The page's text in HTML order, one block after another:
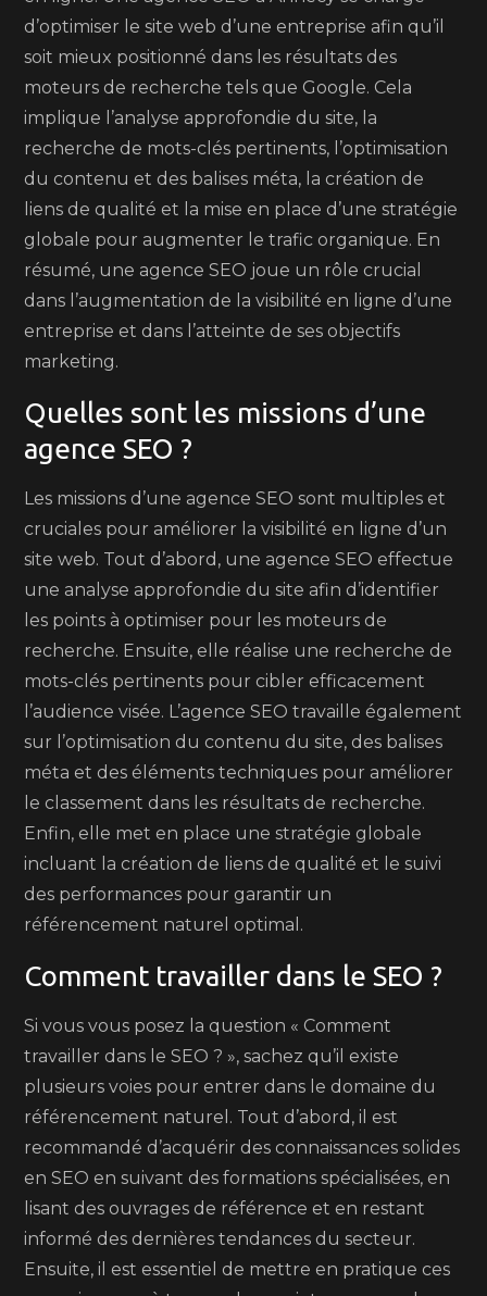
d’optimiser le site web d’une entreprise afin qu’il
soit mieux positionné dans les résultats des
moteurs de recherche tels que Google. Cela
implique l’analyse approfondie du site, la
recherche de mots-clés pertinents, l’optimisation
du contenu et des balises méta, la création de
liens de qualité et la mise en place d’une stratégie
globale pour augmenter le trafic organique. En
résumé, une agence SEO joue un rôle crucial
dans l’augmentation de la visibilité en ligne d’une
entreprise et dans l’atteinte de ses objectifs
marketing.
Quelles sont les missions d’une
agence SEO ?
Les missions d’une agence SEO sont multiples et
cruciales pour améliorer la visibilité en ligne d’un
site web. Tout d’abord, une agence SEO effectue
une analyse approfondie du site afin d’identifier
les points à optimiser pour les moteurs de
recherche. Ensuite, elle réalise une recherche de
mots-clés pertinents pour cibler efficacement
l’audience visée. L’agence SEO travaille également
sur l’optimisation du contenu du site, des balises
méta et des éléments techniques pour améliorer
le classement dans les résultats de recherche.
Enfin, elle met en place une stratégie globale
incluant la création de liens de qualité et le suivi
des performances pour garantir un
référencement naturel optimal.
Comment travailler dans le SEO ?
Si vous vous posez la question « Comment
travailler dans le SEO ? », sachez qu’il existe
plusieurs voies pour entrer dans le domaine du
référencement naturel. Tout d’abord, il est
recommandé d’acquérir des connaissances solides
en SEO en suivant des formations spécialisées, en
lisant des ouvrages de référence et en restant
informé des dernières tendances du secteur.
Ensuite, il est essentiel de mettre en pratique ces